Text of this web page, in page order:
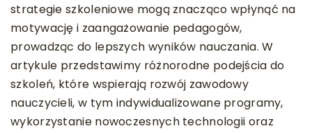
strategie szkoleniowe mogą znacząco wpłynąć na
motywację i zaangażowanie pedagogów,
prowadząc do lepszych wyników nauczania. W
artykule przedstawimy różnorodne podejścia do
szkoleń, które wspierają rozwój zawodowy
nauczycieli, w tym indywidualizowane programy,
wykorzystanie nowoczesnych technologii oraz